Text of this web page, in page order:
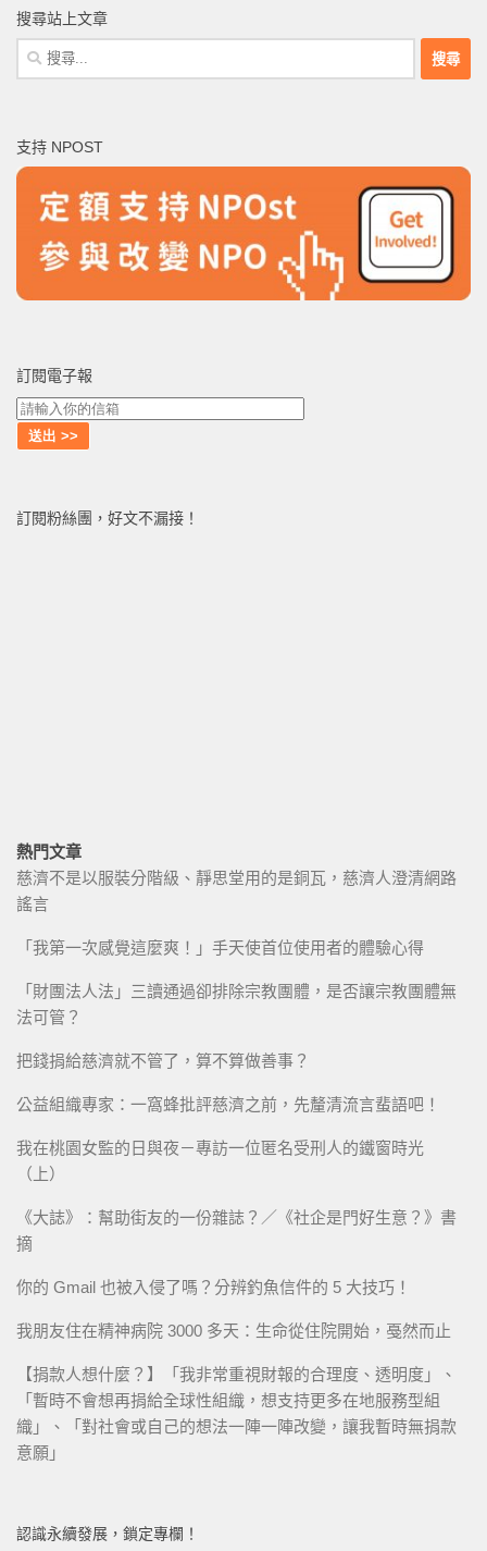
搜尋站上文章
搜
尋
字:
支持 NPOST
訂閱電子報
訂閱粉絲團，好文不漏接！
熱門文章
慈濟不是以服裝分階級、靜思堂用的是銅瓦，慈濟人澄清網路
謠言
「我第一次感覺這麼爽！」手天使首位使用者的體驗心得
「財團法人法」三讀通過卻排除宗教團體，是否讓宗教團體無
法可管？
把錢捐給慈濟就不管了，算不算做善事？
公益組織專家：一窩蜂批評慈濟之前，先釐清流言蜚語吧！
我在桃園女監的日與夜－專訪一位匿名受刑人的鐵窗時光
（上）
《大誌》：幫助街友的一份雜誌？／《社企是門好生意？》書
摘
你的 Gmail 也被入侵了嗎？分辨釣魚信件的 5 大技巧！
我朋友住在精神病院 3000 多天：生命從住院開始，戞然而止
【捐款人想什麼？】「我非常重視財報的合理度、透明度」、
「暫時不會想再捐給全球性組織，想支持更多在地服務型組
織」、「對社會或自己的想法一陣一陣改變，讓我暫時無捐款
意願」
認識永續發展，鎖定專欄！